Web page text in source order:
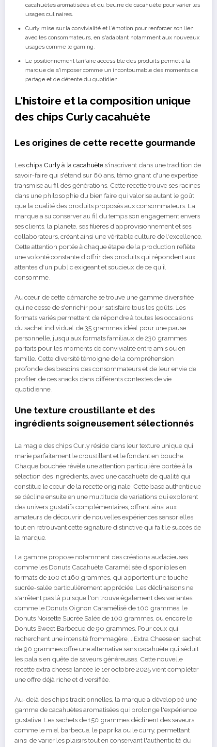
cacahuètes aromatisées et du beurre de cacahuète pour varier les
usages culinaires.
Curly mise sur la convivialité et l'émotion pour renforcer son lien
avec les consommateurs, en s'adaptant notamment aux nouveaux
usages comme le gaming.
Le positionnement tarifaire accessible des produits permet à la
marque de s'imposer comme un incontournable des moments de
partage et de détente du quotidien.
L'histoire et la composition unique
des chips Curly cacahuète
Les origines de cette recette gourmande
Leschips Curly à la cacahuètes'inscrivent dans une tradition de
savoir-faire qui s'étend sur 60 ans, témoignant d'une expertise
transmise au fil des générations. Cette recette trouve ses racines
dans une philosophie du bien faire qui valorise autant le goût
que la qualité des produits proposés aux consommateurs. La
marque a su conserver au fil du temps son engagement envers
ses clients, la planète, ses filières d'approvisionnement et ses
collaborateurs, créant ainsi une véritable culture de l'excellence.
Cette attention portée à chaque étape de la production reflète
une volonté constante d'offrir des produits qui répondent aux
attentes d'un public exigeant et soucieux de ce qu'il
consomme.
Au cœur de cette démarche se trouve une gamme diversifiée
qui ne cesse de s'enrichir pour satisfaire tous les goûts. Les
formats variés permettent de répondre à toutes les occasions,
du sachet individuel de 35 grammes idéal pour une pause
personnelle, jusqu'aux formats familiaux de 230 grammes
parfaits pour les moments de convivialité entre amis ou en
famille. Cette diversité témoigne de la compréhension
profonde des besoins des consommateurs et de leur envie de
profiter de ces snacks dans différents contextes de vie
quotidienne.
Une texture croustillante et des
ingrédients soigneusement sélectionnés
La magie des chips Curly réside dans leur texture unique qui
marie parfaitement le croustillant et le fondant en bouche.
Chaque bouchée révèle une attention particulière portée à la
sélection des ingrédients, avec une cacahuète de qualité qui
constitue le cœur de la recette originale. Cette base authentique
se décline ensuite en une multitude de variations qui explorent
des univers gustatifs complémentaires, offrant ainsi aux
amateurs de découvrir de nouvelles expériences sensorielles
tout en retrouvant cette signature distinctive qui fait le succès de
la marque.
La gamme propose notamment des créations audacieuses
comme les Donuts Cacahuète Caramélisée disponibles en
formats de 100 et 160 grammes, qui apportent une touche
sucrée-salée particulièrement appréciée. Les déclinaisons ne
s'arrêtent pas là puisque l'on trouve également des variantes
comme le Donuts Oignon Caramélisé de 100 grammes, le
Donuts Noisette Sucrée Salée de 100 grammes, ou encore le
Donuts Sweet Barbecue de 90 grammes. Pour ceux qui
recherchent une intensité frommagère, l'Extra Cheese en sachet
de 90 grammes offre une alternative sans cacahuète qui séduit
les palais en quête de saveurs généreuses. Cette nouvelle
recette extra cheese lancée le 1er octobre 2025 vient compléter
une offre déjà riche et diversifiée.
Au-delà des chips traditionnelles, la marque a développé une
gamme de cacahuètes aromatisées qui prolonge l'expérience
gustative. Les sachets de 150 grammes déclinent des saveurs
comme le miel barbecue, le paprika ou le curry, permettant
ainsi de varier les plaisirs tout en conservant l'authenticité du